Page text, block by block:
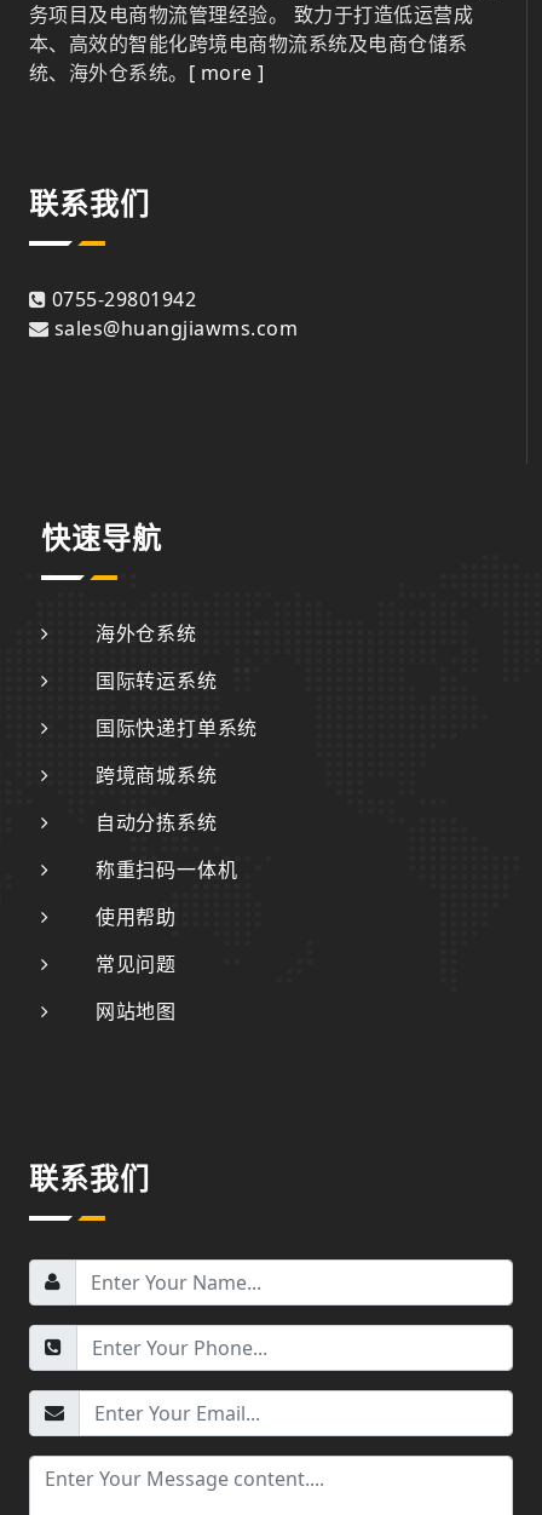
务项目及电商物流管理经验。 致力于打造低运营成
本、高效的智能化跨境电商物流系统及电商仓储系
统、海外仓系统。 [ more ]
联系我们
0755-29801942
sales@huangjiawms.com
快速导航
海外仓系统
国际转运系统
国际快递打单系统
跨境商城系统
自动分拣系统
称重扫码一体机
使用帮助
常见问题
网站地图
联系我们